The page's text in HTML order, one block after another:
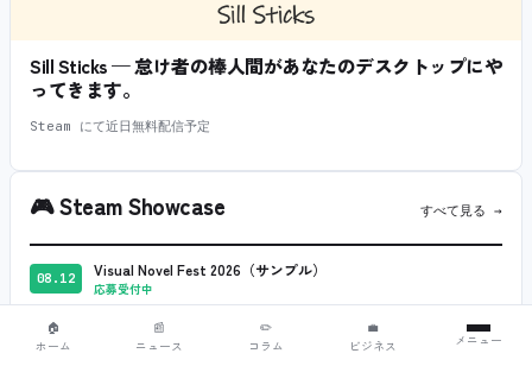
Sill Sticks — 怠け者の棒人間があなたのデスクトップにや
ってきます。
Steam にて近日無料配信予定
🎮Steam Showcase すべて見る →
08.12 Visual Novel Fest 2026（サンプル）
応募受付中
08.12 Tokyo Indie Showcase 2026（サンプル）
🏠
ホーム
📰
ニュース
✏️
コラム
💼
ビジネス
メニュー